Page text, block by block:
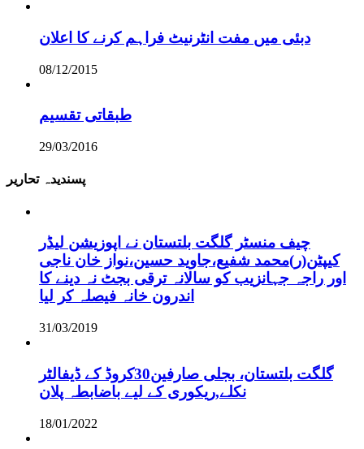
دبئی میں مفت انٹرنیٹ فراہم کرنے کا اعلان
08/12/2015
طبقاتی تقسیم
29/03/2016
پسندیدہ تحاریر
چیف منسٹر گلگت بلتستان نے اپوزیشن لیڈر
کیپٹن(ر)محمد شفیع،جاوید حسین،نواز خان ناجی
اور راجہ جہانزیب کو سالانہ ترقی بجٹ نہ دینے کا
اندرون خانہ فیصلہ کر لیا
31/03/2019
گلگت بلتستان، بجلی صارفین30کروڈ کے ڈیفالٹر
نکلے,ریکوری کے لیے باضابطہ پلان
18/01/2022